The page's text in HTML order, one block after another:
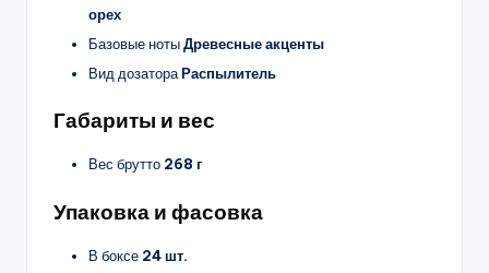
орех
Базовые нотыДревесные акценты
Вид дозатораРаспылитель
Габариты и вес
Вес брутто 268 г
Упаковка и фасовка
В боксе 24 шт.